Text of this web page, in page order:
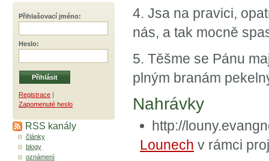
Přihlašovací jméno:
Heslo:
Registrace |
Zapomenuté heslo
RSS kanály
články
blogy
oznámení
4. Jsa na pravici,
nás, a tak mocně
5. Těšme se Pánu
plným branám
Nahrávky
http://
Lounech v rámci